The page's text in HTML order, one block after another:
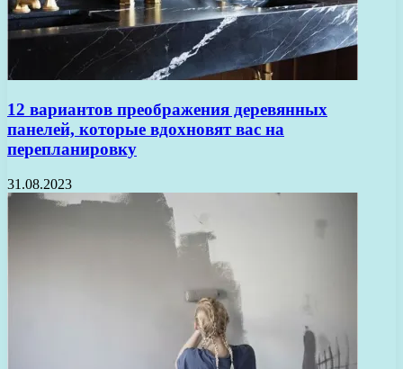
12 вариантов преображения деревянных
панелей, которые вдохновят вас на
перепланировку
31.08.2023